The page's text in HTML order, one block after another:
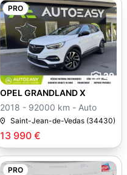
PRO
29
13 990 €
OPEL GRANDLAND X
2018 - 92000 km - Auto
Saint-Jean-de-Vedas (34430)
PRO